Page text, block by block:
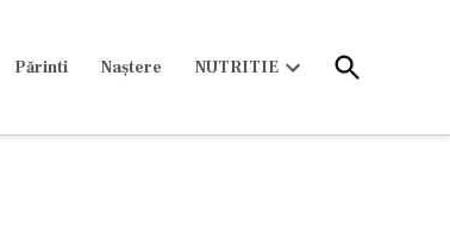
Părinti Naștere NUTRITIE
Open
Search